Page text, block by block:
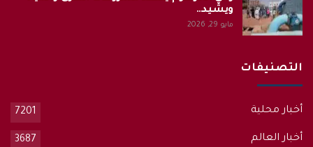
ويشيد…
مايو 29, 2026
التصنيفات
أخبار محلية 7201
أخبار العالم 3687